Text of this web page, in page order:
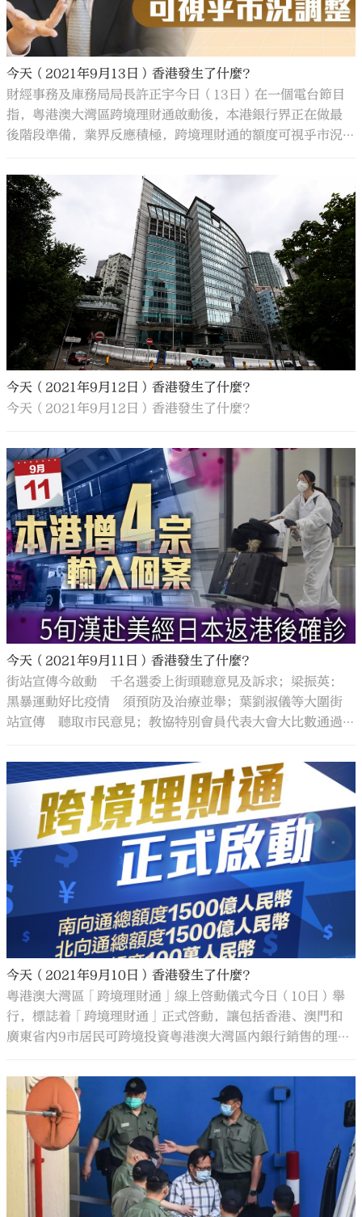
今天（2021年9月13日）香港發生了什麼？
財經事務及庫務局局長許正宇今日（13日）在一個電台節目
指，粵港澳大灣區跨境理財通啟動後，本港銀行界正在做最
後階段準備，業界反應積極，跨境理財通的額度可視乎市況
北向亦會循序漸進推展。
今天（2021年9月12日）香港發生了什麼？
今天（2021年9月12日）香港發生了什麼？
今天（2021年9月11日）香港發生了什麼？
街站宣傳今啟動 千名選委上街頭聽意見及訴求；梁振英：
黑暴運動好比疫情 須預防及治療並舉；葉劉淑儀等大圍街
站宣傳 聽取市民意見；教協特別會員代表大會大比數通過
診；聶德權：距疫苗「應打盡打」目標仍遠 將針對長者洗
樓；何韻詩欲索償被拒 藝術中心指何違約拒賠償
今天（2021年9月10日）香港發生了什麼？
粵港澳大灣區「跨境理財通」線上啓動儀式今日（10日）舉
行，標誌着「跨境理財通」正式啓動，讓包括香港、澳門和
廣東省內9市居民可跨境投資粵港澳大灣區內銀行銷售的理財